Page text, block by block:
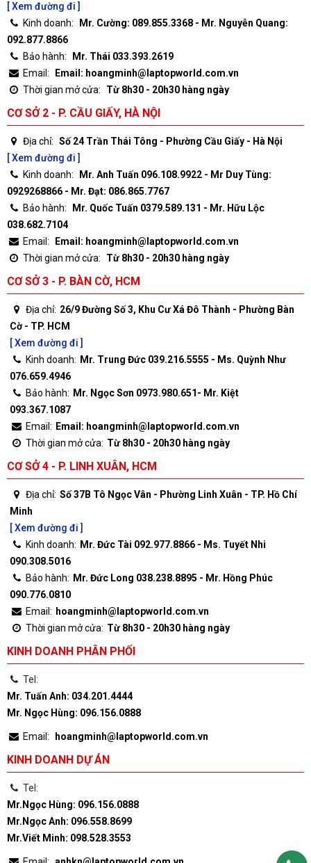
[ Xem đường đi ]
Kinh doanh:
Mr. Cường: 089.855.3368 - Mr. Nguyễn Quang:
092.877.8866
Bảo hành:
Mr. Thái 033.393.2619
Email:
Email: hoangminh@laptopworld.com.vn
Thời gian mở cửa:
Từ 8h30 - 20h30 hàng ngày
CƠ SỞ 2 - P. CẦU GIẤY, HÀ NỘI
Địa chỉ: Số 24 Trần Thái Tông - Phường Cầu Giấy - Hà Nội
[ Xem đường đi ]
Kinh doanh:
Mr. Anh Tuấn 096.108.9922 - Mr Duy Tùng:
0929268866 - Mr. Đạt: 086.865.7767
Bảo hành:
Mr. Quốc Tuấn 0379.589.131 - Mr. Hữu Lộc
038.682.7104
Email:
Email: hoangminh@laptopworld.com.vn
Thời gian mở cửa:
Từ 8h30 - 20h30 hàng ngày
CƠ SỞ 3 - P. BÀN CỜ, HCM
Địa chỉ: 26/9 Đường Số 3, Khu Cư Xá Đô Thành - Phường Bàn
Cờ - TP. HCM
[ Xem đường đi ]
Kinh doanh: Mr. Trung Đức 039.216.5555 - Ms. Quỳnh Như
076.659.4946
Bảo hành: Mr. Ngọc Sơn 0973.980.651- Mr. Kiệt
093.367.1087
Email: Email: hoangminh@laptopworld.com.vn
Thời gian mở cửa: Từ 8h30 - 20h30 hàng ngày
CƠ SỞ 4 - P. LINH XUÂN, HCM
Địa chỉ: Số 37B Tô Ngọc Vân - Phường Linh Xuân - TP. Hồ Chí
Minh
[ Xem đường đi ]
Kinh doanh: Mr. Đức Tài 092.977.8866 - Ms. Tuyết Nhi
090.308.5016
Bảo hành: Mr. Đức Long 038.238.8895 - Mr. Hồng Phúc
090.776.0810
Email: hoangminh@laptopworld.com.vn
Thời gian mở cửa: Từ 8h30 - 20h30 hàng ngày
KINH DOANH PHÂN PHỐI
Tel:
Mr. Tuấn Anh: 034.201.4444
Mr. Ngọc Hùng: 096.156.0888
Email: hoangminh@laptopworld.com.vn
KINH DOANH DỰ ÁN
Tel:
Mr.Ngọc Hùng: 096.156.0888
Mr.Ngọc Anh: 096.558.8699
Mr.Viết Minh: 098.528.3553